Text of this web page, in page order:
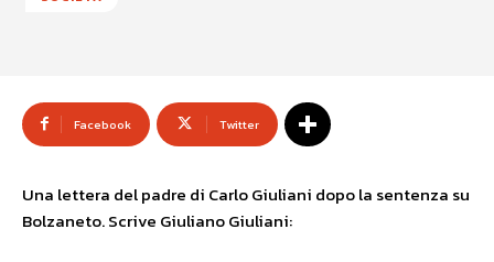
Facebook Twitter
Una lettera del padre di Carlo Giuliani dopo la sentenza su
Bolzaneto. Scrive Giuliano Giuliani: